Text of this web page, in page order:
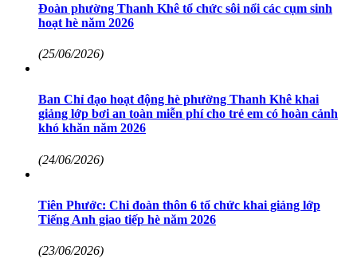
Đoàn phường Thanh Khê tổ chức sôi nổi các cụm sinh
hoạt hè năm 2026
(25/06/2026)
Ban Chỉ đạo hoạt động hè phường Thanh Khê khai
giảng lớp bơi an toàn miễn phí cho trẻ em có hoàn cảnh
khó khăn năm 2026
(24/06/2026)
Tiên Phước: Chi đoàn thôn 6 tổ chức khai giảng lớp
Tiếng Anh giao tiếp hè năm 2026
(23/06/2026)